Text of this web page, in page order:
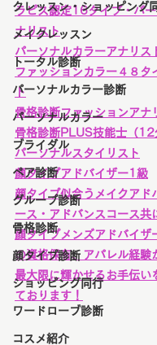
クレッスン・ショッピング
メイクレッスン
トータル診断
パーソナルカラー診断
パーソナルカラー
ブライダル
ペア診断
グループ診断
骨格診断
顔タイプ診断
ショッピング同行
ワードローブ診断
コスメ紹介
ラピス認定16タイプ・パ
ナリスト
パーソナルカラーアナリス
ファッションカラー４８タ
ト
骨格診断ファッションアナ
骨格診断PLUS技能士（12
パーソナルスタイリスト
顔タイプアドバイザー1級
顔タイプ似合うメイクアド
ース・アドバンスコース共
顔タイプメンズアドバイザ
の資格保有、アパレル経験
最大限に輝かせるお手伝い
ております！